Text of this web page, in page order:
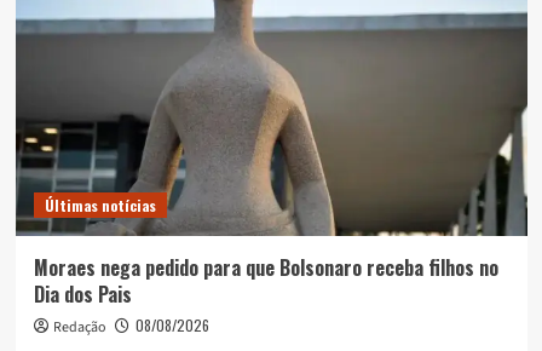
Últimas notícias
Moraes nega pedido para que Bolsonaro receba filhos no
Dia dos Pais
Redação 08/08/2026